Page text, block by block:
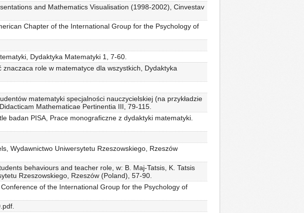
and Mathematics Visualisation (1998-2002), Cinvestav
Chapter of the International Group for the Psychology of
Dydaktyka Matematyki 1, 7-60.
role w matematyce dla wszystkich, Dydaktyka
matematyki specjalności nauczycielskiej (na przykładzie
Mathematicae Pertinentia III, 79-115.
badan PISA, Prace monograficzne z dydaktyki matematyki.
Wydawnictwo Uniwersytetu Rzeszowskiego, Rzeszów
behaviours and teacher role, w: B. Maj-Tatsis, K. Tatsis
Rzeszowskiego, Rzeszów (Poland), 57-90.
of the International Group for the Psychology of